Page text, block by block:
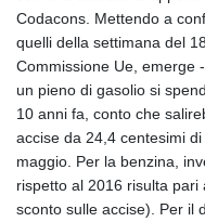
Codacons. Mettendo a
quelli della settimana del
Commissione Ue, emerge
un pieno di gasolio si
10 anni fa, conto che
accise da 24,4 centesimi
maggio. Per la benzina,
rispetto al 2016 risulta
sconto sulle accise). Per il